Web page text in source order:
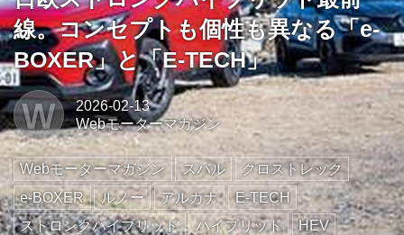
線。コンセプトも個性も異なる「e-
BOXER」と「E-TECH」
W
2026-02-13
Webモーターマガジン
Webモーターマガジン スバル
クロストレック
e-BOXER
ルノー アルカナ
E-TECH
ストロングハイブリッド
ハイブリッド HEV